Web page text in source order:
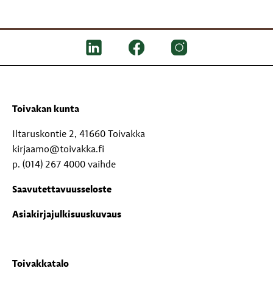
Toivakan kunta
Iltaruskontie 2, 41660 Toivakka
kirjaamo@toivakka.fi
p. (014) 267 4000 vaihde
Saavutettavuusseloste
Asiakirjajulkisuuskuvaus
Toivakkatalo